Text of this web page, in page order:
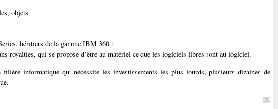
objets
héritiers de la gamme IBM 360 ;
royalties, qui se propose d’être au matériel ce que les logiciels libres sont au logiciel.
informatique qui nécessite les investissements les plus lourds, plusieurs dizaines de